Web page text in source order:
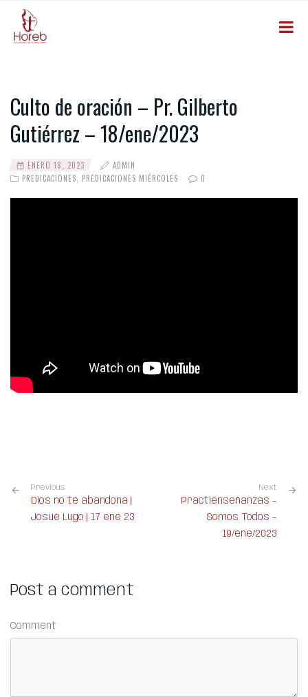
Culto de oración – Pr. Gilberto
Gutiérrez – 18/ene/2023
ENERO 18, 2023
ADMIN
PREDICACIONES
PREDICACIONES MIÉRCOLES 0
Previous
Dios no te abandona |
Josué Lugo | 17 ene 23
Next
Practienseñanzas –
Somos Todos –
19/ene/2023
Post a comment
Comment